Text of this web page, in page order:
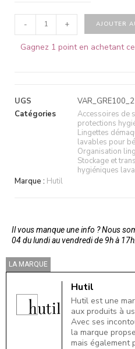
- + AJOUTER
Gagnez 1 point en achetant
UGS
VAR_GRE100_2
Catégories
Accessoires de
protections
Lingettes
lavables pour
Organisation
Stockage et
hygiéniques
Marque : Hutil
Il vous manque une info ? Nous
04 du lundi au vendredi de 9h à 17h.
LA MARQUE
Hutil
Hutil est une
aux produits à
Avec ses
la marque
mais également